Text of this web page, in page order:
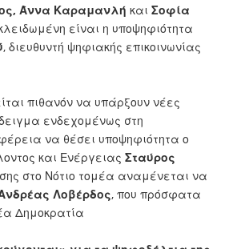
Άννα Καραμανλή και Σοφία
είναι η υποψηφιότητα
, διευθυντή ψηφιακής επικοινωνίας
πιθανόν να υπάρξουν νέες
ενδεχομένως στη
να θέσει υποψηφιότητα ο
και Ενέργειας Σταύρος
στο Νότιο τομέα αναμένεται να
Λοβέρδος, που πρόσφατα
Δημοκρατία